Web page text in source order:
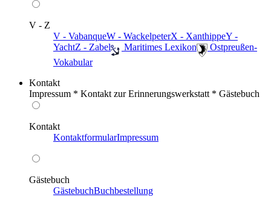
V - Z
V - VabanqueW - WackelpeterX - XanthippeY -
YachtZ - Zabel ️ Maritimes Lexikon
️ Ostpreußen-
Vokabular
Kontakt
Impressum * Kontakt zur Erinnerungswerkstatt * Gästebuch
Kontakt
KontaktformularImpressum
Gästebuch
GästebuchBuchbestellung